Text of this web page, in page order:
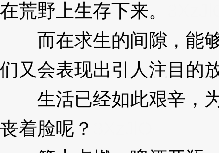
在荒野上生存下来。
而在求生的间隙，能够
们又会表现出引人注目的
生活已经如此艰辛，为
丧着脸呢？